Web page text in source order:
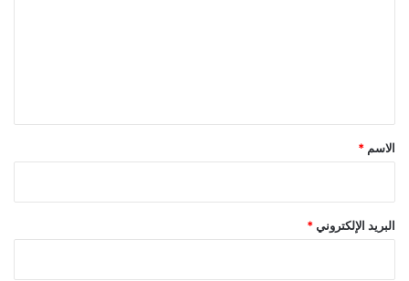
*
الاسم *
البريد الإلكتروني*